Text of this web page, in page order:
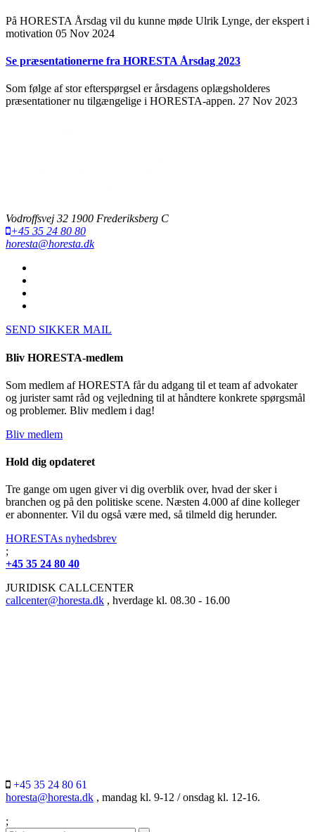
På HORESTA Årsdag vil du kunne møde Ulrik Lynge, der ekspert i
motivation 05 Nov 2024
Se præsentationerne fra HORESTA Årsdag 2023
Som følge af stor efterspørgsel er årsdagens oplægsholderes
præsentationer nu tilgængelige i HORESTA-appen. 27 Nov 2023
Vodroffsvej 32 1900 Frederiksberg C
+45 35 24 80 80
horesta@horesta.dk
SEND SIKKER MAIL
Bliv HORESTA-medlem
Som medlem af HORESTA får du adgang til et team af advokater
og jurister samt råd og vejledning til at håndtere konkrete spørgsmål
og problemer. Bliv medlem i dag!
Bliv medlem
Hold dig opdateret
Tre gange om ugen giver vi dig overblik over, hvad der sker i
branchen og på den politiske scene. Næsten 4.000 af dine kolleger
er abonnenter. Vil du også være med, så tilmeld dig herunder.
HORESTAs nyhedsbrev
;
+45 35 24 80 40
JURIDISK CALLCENTER
callcenter@horesta.dk , hverdage kl. 08.30 - 16.00
+45 35 24 80 61
horesta@horesta.dk , mandag kl. 9-12 / onsdag kl. 12-16.
;